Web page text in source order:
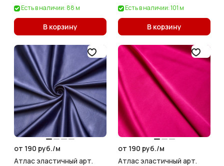
Есть в наличии: 88 м
В корзину
Есть в наличии: 101 м
В корзину
от 190 руб./м
Атлас эластичный арт.
от 190 руб./м
Атлас эластичный арт.